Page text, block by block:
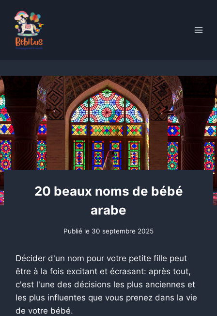
content
20 beaux noms de bébé
arabe
Publié le 30 septembre 2025
Décider d'un nom pour votre petite fille peut
être à la fois excitant et écrasant: après tout,
c'est l'une des décisions les plus anciennes et
les plus influentes que vous prenez dans la vie
de votre bébé.